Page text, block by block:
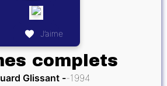
J’aime
complets
Glissant 1994